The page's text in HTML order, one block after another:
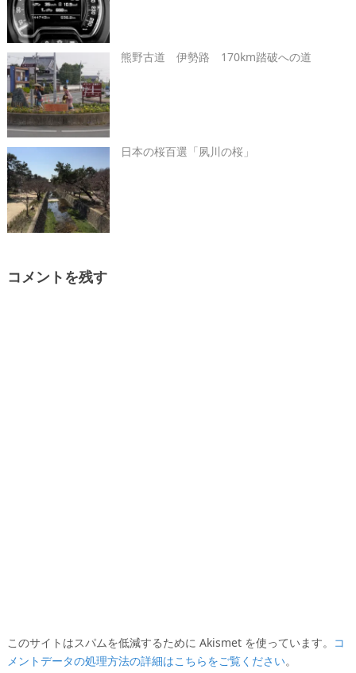
熊野古道 伊勢路 170km踏破への道
日本の桜百選「夙川の桜」
コメントを残す
このサイトはスパムを低減するために Akismet を使っています。
コ
メントデータの処理方法の詳細はこちらをご覧ください。